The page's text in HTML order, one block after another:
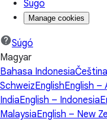
Súgó
Manage cookies
Súgó
Magyar
Bahasa IndonesiaČeština
SchweizEnglishEnglish –
IndiaEnglish – Indonesia
MalaysiaEnglish – New